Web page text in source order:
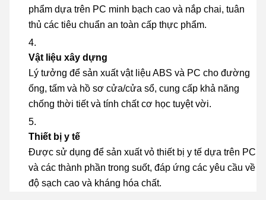
phẩm dựa trên PC minh bạch cao và nắp chai, tuân
thủ các tiêu chuẩn an toàn cấp thực phẩm.
Vật liệu xây dựng
Lý tưởng để sản xuất vật liệu ABS và PC cho đường
ống, tấm và hồ sơ cửa/cửa sổ, cung cấp khả năng
chống thời tiết và tính chất cơ học tuyệt vời.
Thiết bị y tế
Được sử dụng để sản xuất vỏ thiết bị y tế dựa trên PC
và các thành phần trong suốt, đáp ứng các yêu cầu về
độ sạch cao và kháng hóa chất.